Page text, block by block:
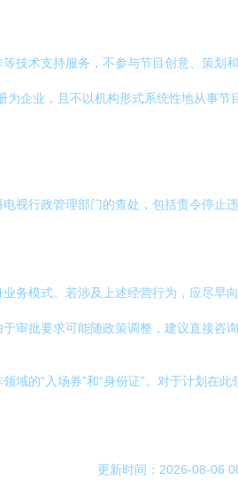
技术支持服务，不参与节目创意、策划
为企业，且不以机构形式系统性地从事
视行政管理部门的查处，包括责令停
务模式。若涉及上述经营行为，应尽
审批要求可能随政策调整，建议直接咨
域的“入场券”和“身份证”。对于计划
更新时间：2026-08-06